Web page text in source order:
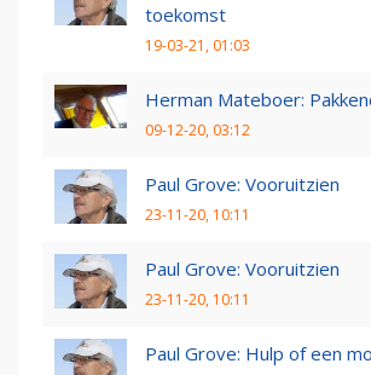
toekomst
19-03-21, 01:03
Herman Mateboer:
09-12-20, 03:12
Paul Grove: Vooruitzien
23-11-20, 10:11
Paul Grove: Vooruitzien
23-11-20, 10:11
Paul Grove: Hulp of een